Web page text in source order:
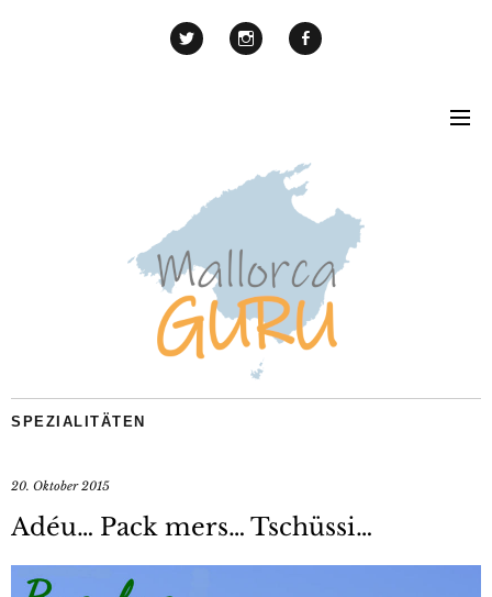
SPEZIALITÄTEN
20. Oktober 2015
Adéu… Pack mers… Tschüssi…